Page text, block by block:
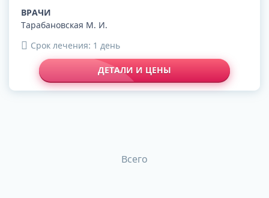
ВРАЧИ
Тарабановская М. И.
Срок лечения: 1 день
ДЕТАЛИ И ЦЕНЫ
Всего